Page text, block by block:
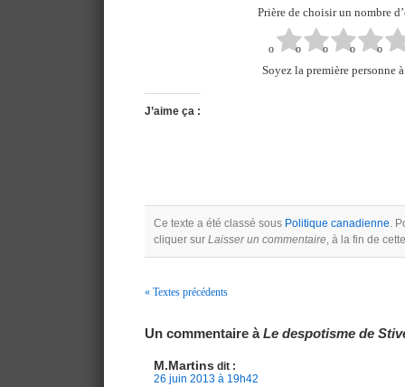
Prière de choisir un nombre
Soyez la première personne
J’aime ça :
Ce texte a été classé sous Politique canadienne.
cliquer sur Laisser un commentaire, à la fin de
« Textes précédents
Un commentaire àLe despotisme de
M.Martins dit :
26 juin 2013 à 19h42